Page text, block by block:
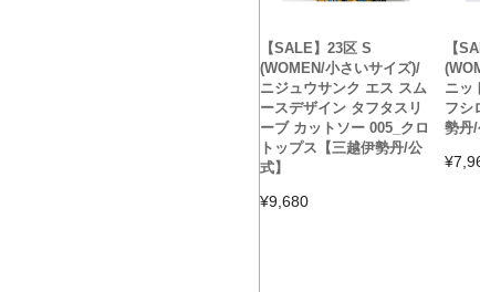
【SALE】23区 S
(WOMEN/小さいサイズ)/
ニジュウサンク エス スム
ースデザイン タフタスリ
ーブ カットソー 005_クロ
トップス【三越伊勢丹/公
式】
¥9,680
【
ニッ
フシ
勢丹/
¥